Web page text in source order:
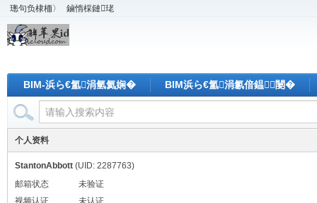
璁句负棣栭〉 鏀惰棌鏈珯
BIM-浜ら€氳涓氫氦娴� BIM浜ら€氳涓氱偣鎾闄�
个人资料
StantonAbbott (UID: 2287763)
邮箱状态
未验证
视频认证
未认证